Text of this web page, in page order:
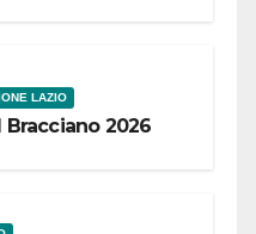
LAZIO
Bracciano 2026